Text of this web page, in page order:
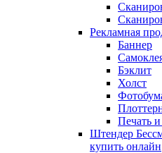
Рекламная
Баннер
Бэклит
Холст
Печать
Штендер
купить онлайн